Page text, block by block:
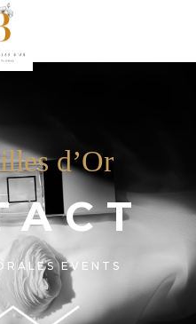
d’Or
EVENTS